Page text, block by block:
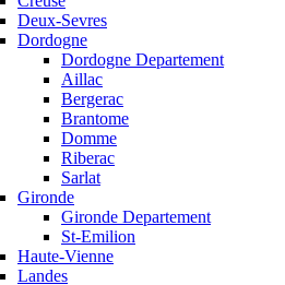
Deux-Sevres
Dordogne
Dordogne Departement
Aillac
Bergerac
Brantome
Domme
Riberac
Sarlat
Gironde
Gironde Departement
St-Emilion
Haute-Vienne
Landes